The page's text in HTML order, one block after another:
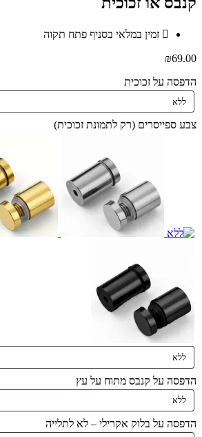
זמין במלאי בסניף פתח תקוה
₪69.00
הדפסה על זכוכית
צבע ספייסרים (רק לתמונת זכוכית)
הדפסה על קנבס מתוח על עץ
הדפסה על בלוק אקרילי – לא לתלייה